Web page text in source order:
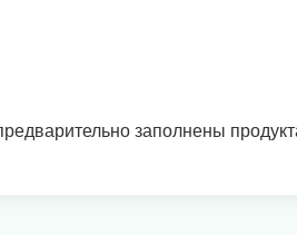
заполнены